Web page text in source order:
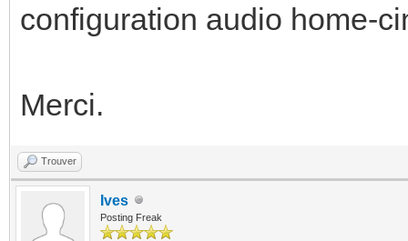
configuration audio home-
Merci.
Trouver
Ives
Posting Freak